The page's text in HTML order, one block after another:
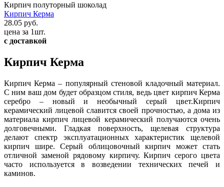
Кирпич полуторный шоколад
Кирпич Керма
28.05 руб.
цена за 1шт.
с доставкой
Кирпич Керма
Кирпич Керма – популярный стеновой кладочный материал.
С ним ваш дом будет образцом стиля, ведь цвет кирпич Керма
серебро – новый и необычный серый цвет.Кирпич
керамический лицевой славится своей прочностью, а дома из
материала кирпич лицевой керамический получаются очень
долговечными. Гладкая поверхность, щелевая структура
делают спектр эксплуатационных характеристик щелевой
кирпич шире. Серый облицовочный кирпич может стать
отличной заменой рядовому кирпичу. Кирпич серого цвета
часто используется в возведении технических печей и
каминов.